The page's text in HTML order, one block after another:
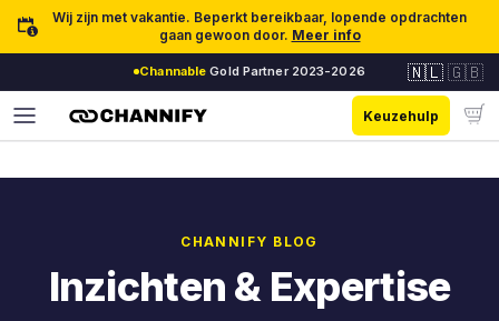
Ga naar inhoudWij zijn met vakantie. Beperkt bereikbaar, lopende opdrachten
gaan gewoon door. Meer info
Channable Gold Partner 2023-2026 🇳🇱 🇬🇧
Keuzehulp
CHANNIFY BLOG
Inzichten & Expertise